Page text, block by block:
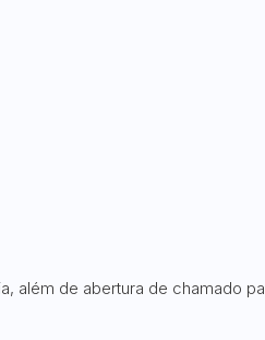
além de abertura de chamado